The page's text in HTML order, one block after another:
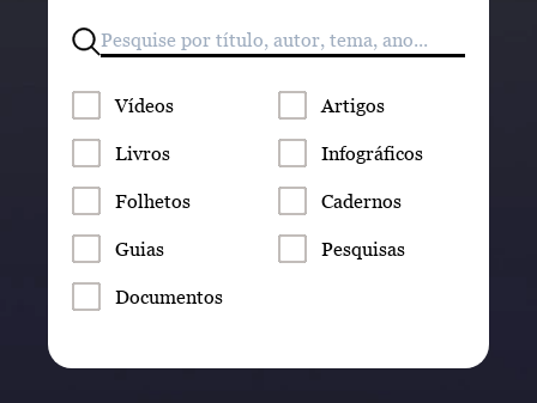
Vídeos Artigos
Livros Infográficos
Folhetos Cadernos
Guias Pesquisas
Documentos